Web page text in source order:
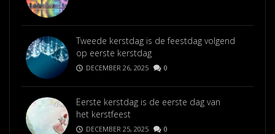
Tweede kerstdag is de feestdag volgend
op eerste kerstdag
DECEMBER 26, 2025 0
Eerste kerstdag is de eerste dag van
het kerstfeest
DECEMBER 25, 2025 0